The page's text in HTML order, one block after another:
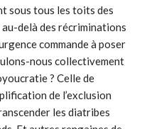
sous tous les toits des
delà des récriminations
commande à poser
nous collectivement
? Celle de
de l’exclusion
les diatribes